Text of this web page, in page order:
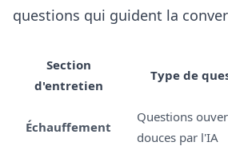
questions qui guident la
Section
d'entretien
Type de
Échauffement
Questions
douces par l'IA